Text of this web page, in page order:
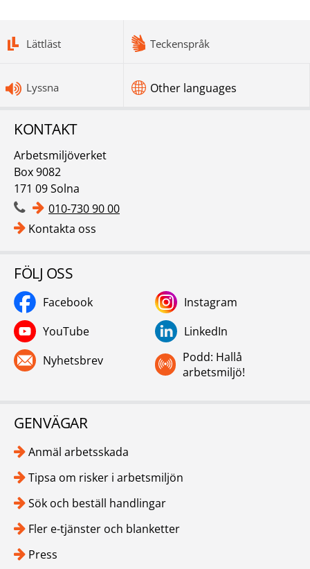
Lättläst Teckenspråk
Lyssna Other languages
KONTAKT
Arbetsmiljöverket
Box 9082
171 09 Solna
010-730 90 00
Kontakta oss
FÖLJ OSS
Facebook
Instagram
YouTube
LinkedIn
Nyhetsbrev
Podd: Hallå
arbetsmiljö!
GENVÄGAR
Anmäl arbetsskada
Tipsa om risker i arbetsmiljön
Sök och beställ handlingar
Fler e-tjänster och blanketter
Press